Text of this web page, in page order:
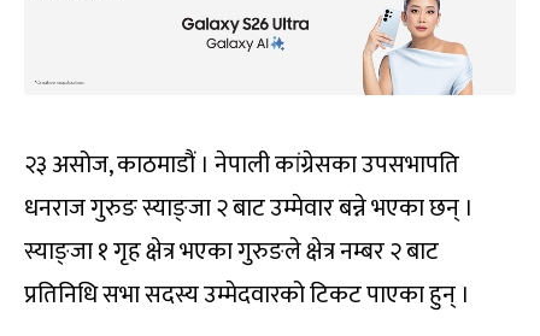
२३ असोज, काठमाडौं । नेपाली कांग्रेसका उपसभापति
धनराज गुरुङ स्याङ्जा २ बाट उम्मेवार बन्ने भएका छन् ।
स्याङ्जा १ गृह क्षेत्र भएका गुरुङले क्षेत्र नम्बर २ बाट
प्रतिनिधि सभा सदस्य उम्मेदवारको टिकट पाएका हुन् ।